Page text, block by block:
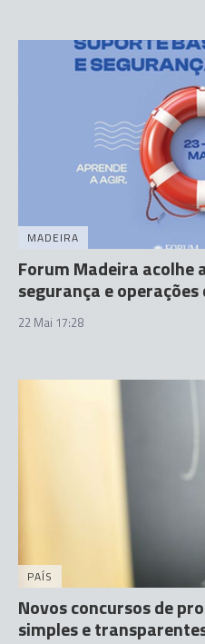
MADEIRA
Forum Madeira acolhe
segurança e
22 Mai 17:28
PAÍS
Novos concursos de
simples e